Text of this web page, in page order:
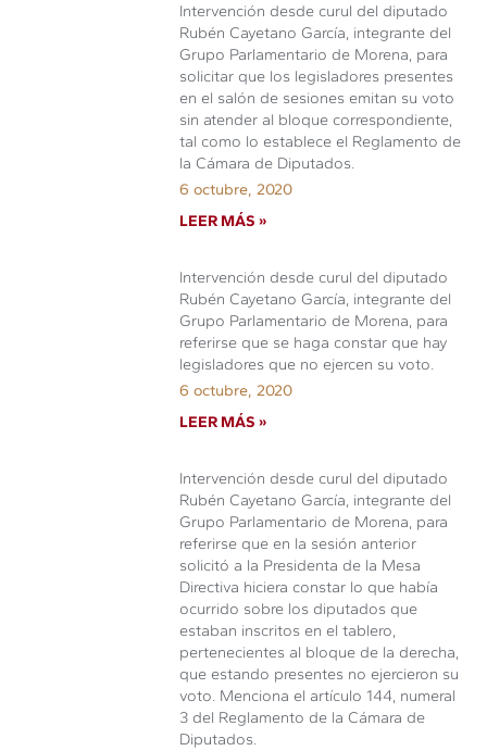
Intervención desde curul del diputado
Rubén Cayetano García, integrante del
Grupo Parlamentario de Morena, para
solicitar que los legisladores presentes
en el salón de sesiones emitan su voto
sin atender al bloque correspondiente,
tal como lo establece el Reglamento de
la Cámara de Diputados.
6 octubre, 2020
LEER MÁS »
Intervención desde curul del diputado
Rubén Cayetano García, integrante del
Grupo Parlamentario de Morena, para
referirse que se haga constar que hay
legisladores que no ejercen su voto.
6 octubre, 2020
LEER MÁS »
Intervención desde curul del diputado
Rubén Cayetano García, integrante del
Grupo Parlamentario de Morena, para
referirse que en la sesión anterior
solicitó a la Presidenta de la Mesa
Directiva hiciera constar lo que había
ocurrido sobre los diputados que
estaban inscritos en el tablero,
pertenecientes al bloque de la derecha,
que estando presentes no ejercieron su
voto. Menciona el artículo 144, numeral
3 del Reglamento de la Cámara de
Diputados.